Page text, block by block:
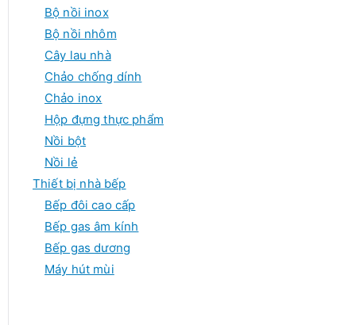
Bộ nồi inox
Bộ nồi nhôm
Cây lau nhà
Chảo chống dính
Chảo inox
Hộp đựng thực phẩm
Nồi bột
Nồi lẻ
Thiết bị nhà bếp
Bếp đôi cao cấp
Bếp gas âm kính
Bếp gas dương
Máy hút mùi